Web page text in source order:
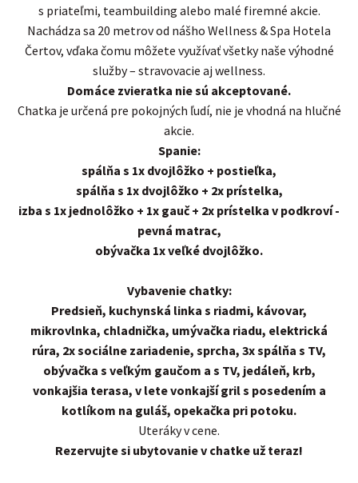
s priateľmi, teambuilding alebo malé firemné akcie.
Nachádza sa 20 metrov od nášho Wellness & Spa Hotela
Čertov, vďaka čomu môžete využívať všetky naše výhodné
služby – stravovacie aj wellness.
Domáce zvieratka nie sú akceptované.
Chatka je určená pre pokojných ľudí, nie je vhodná na hlučné
akcie.
Spanie:
spálňa s 1x dvojlôžko + postieľka,
spálňa s 1x dvojlôžko + 2x prístelka,
izba s 1x jednolôžko + 1x gauč + 2x prístelka v podkroví -
pevná matrac,
obývačka 1x veľké dvojlôžko.
Vybavenie chatky:
Predsieň, kuchynská linka s riadmi, kávovar,
mikrovlnka, chladnička, umývačka riadu, elektrická
rúra, 2x sociálne zariadenie, sprcha, 3x spálňa s TV,
obývačka s veľkým gaučom a s TV, jedáleň, krb,
vonkajšia terasa, v lete vonkajší gril s posedením a
kotlíkom na guláš, opekačka pri potoku.
Uteráky v cene.
Rezervujte si ubytovanie v chatke už teraz!